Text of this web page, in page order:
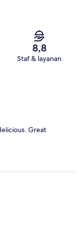
8,8
Staf & layanan
Great